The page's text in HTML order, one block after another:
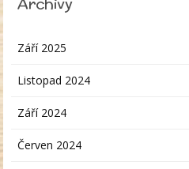
Září 2025
Listopad 2024
Září 2024
Červen 2024